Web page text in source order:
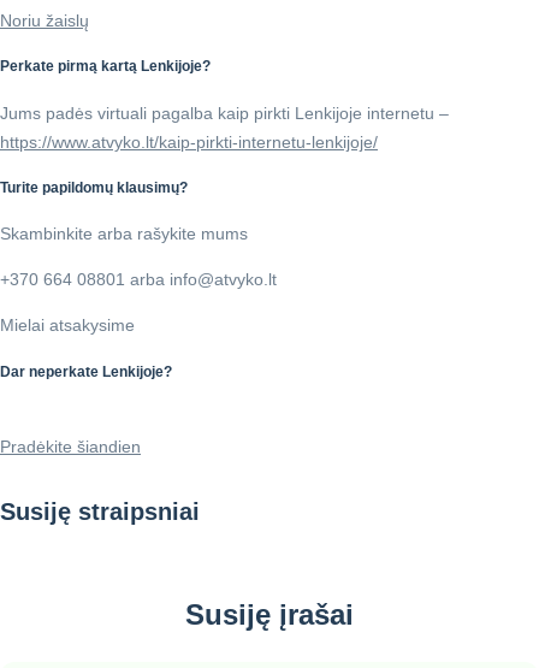
Noriu žaislų
Perkate pirmą kartą Lenkijoje?
Jums padės virtuali pagalba kaip pirkti Lenkijoje internetu –
https://www.atvyko.lt/kaip-pirkti-internetu-lenkijoje/
Turite papildomų klausimų?
Skambinkite arba rašykite mums
+370 664 08801 arba info@atvyko.lt
Mielai atsakysime
Dar neperkate Lenkijoje?
Pradėkite šiandien
Susiję straipsniai
Susiję įrašai